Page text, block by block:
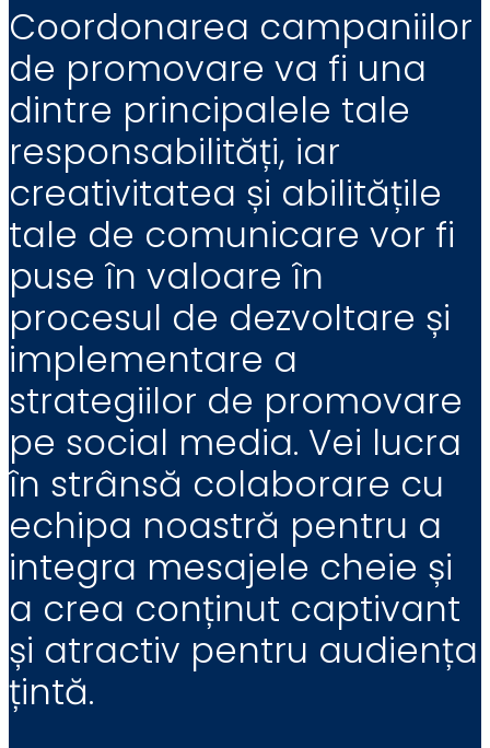
Coordonarea campaniilor
de promovare va fi una
dintre principalele tale
responsabilități, iar
creativitatea și abilitățile
tale de comunicare vor fi
puse în valoare în
procesul de dezvoltare și
implementare a
strategiilor de promovare
pe social media. Vei lucra
în strânsă colaborare cu
echipa noastră pentru a
integra mesajele cheie și
a crea conținut captivant
și atractiv pentru audiența
țintă.